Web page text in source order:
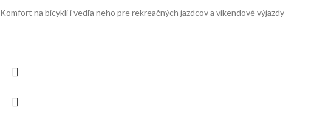
Komfort na bicykli i vedľa neho pre rekreačných jazdcov a víkendové výjazdy